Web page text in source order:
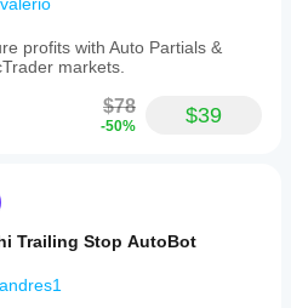
profits with Auto Partials &
markets.
$78
-50% $39
Trailing Stop AutoBot